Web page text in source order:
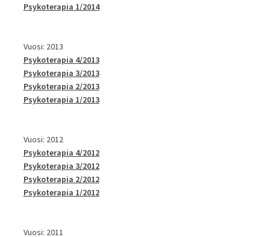
Psykoterapia 1/2014
Vuosi: 2013
Psykoterapia 4/2013
Psykoterapia 3/2013
Psykoterapia 2/2013
Psykoterapia 1/2013
Vuosi: 2012
Psykoterapia 4/2012
Psykoterapia 3/2012
Psykoterapia 2/2012
Psykoterapia 1/2012
Vuosi: 2011